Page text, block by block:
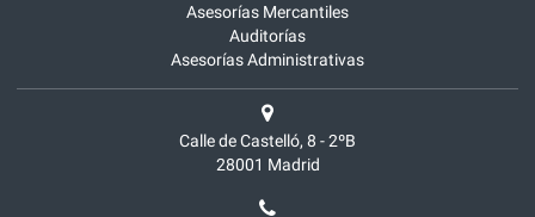
Asesorías Mercantiles
Auditorías
Asesorías Administrativas
Calle de Castelló, 8 - 2ºB
28001 Madrid